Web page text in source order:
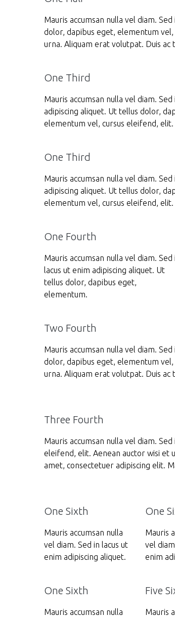
Mauris accumsan nulla vel diam.
dolor, dapibus eget, elementum
urna. Aliquam erat volutpat. Duis ac
One Third
Mauris accumsan nulla vel diam.
adipiscing aliquet. Ut tellus dolor,
elementum vel, cursus eleifend, elit.
One Third
Mauris accumsan nulla vel diam.
adipiscing aliquet. Ut tellus dolor,
elementum vel, cursus eleifend, elit.
One Fourth
Mauris accumsan nulla vel diam. Sed
lacus ut enim adipiscing aliquet. Ut
tellus dolor, dapibus eget,
elementum.
Two Fourth
Mauris accumsan nulla vel diam.
dolor, dapibus eget, elementum
urna. Aliquam erat volutpat. Duis ac
Three Fourth
Mauris accumsan nulla vel diam.
eleifend, elit. Aenean auctor wisi et
amet, consectetuer adipiscing elit.
One Sixth
Mauris accumsan nulla
vel diam. Sed in lacus ut
enim adipiscing aliquet.
One
Mauris
vel
enim
One Sixth
Mauris accumsan nulla
Five
Mauris